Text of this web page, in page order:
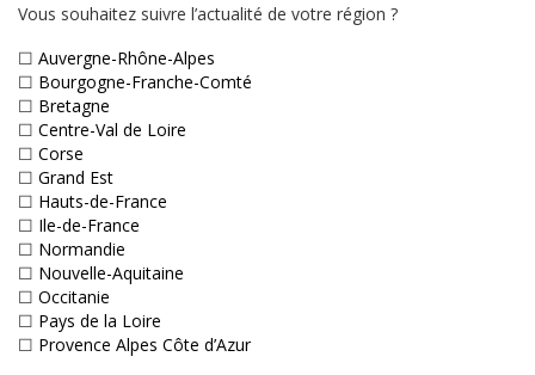
Vous souhaitez suivre l’actualité de votre région ?
☐ Auvergne-Rhône-Alpes
☐ Bourgogne-Franche-Comté
☐ Bretagne
☐ Centre-Val de Loire
☐ Corse
☐ Grand Est
☐ Hauts-de-France
☐ Ile-de-France
☐ Normandie
☐ Nouvelle-Aquitaine
☐ Occitanie
☐ Pays de la Loire
☐ Provence Alpes Côte d’Azur